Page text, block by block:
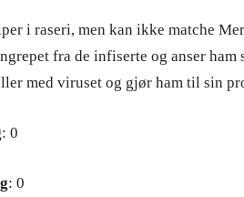
i raseri, men kan ikke matche
fra de infiserte og anser
med viruset og gjør ham til sin
: 0
: 0